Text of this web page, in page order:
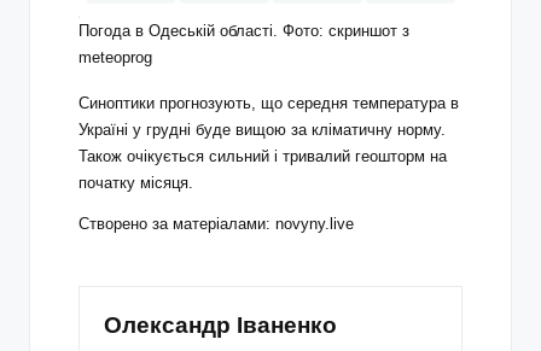
Погода в Одеській області. Фото: скриншот з
meteoprog
Синоптики прогнозують, що середня температура в
Україні у грудні буде вищою за кліматичну норму.
Також очікується сильний і тривалий геошторм на
початку місяця.
Створено за матеріалами: novyny.live
Олександр Іваненко